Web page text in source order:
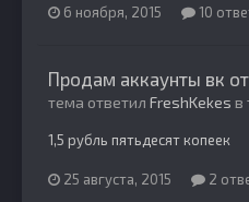
6 ноября, 2015 10
Продам аккаунты вк
тема ответил FreshKekes в
1,5 рубль пятьдесят копеек
25 августа, 2015 2